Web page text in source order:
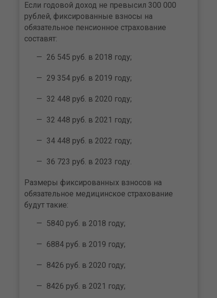
Если годовой доход не превысил 300 000
рублей, фиксированные взносы на
обязательное пенсионное страхование
составят:
26 545 руб. в 2018 году;
29 354 руб. в 2019 году;
32 448 руб. в 2020 году;
32 448 руб. в 2021 году;
34 448 руб. в 2022 году;
36 723 руб. в 2023 году.
Размеры фиксированных взносов на
обязательное медицинское страхование
будут такие:
5840 руб. в 2018 году;
6884 руб. в 2019 году;
8426 руб. в 2020 году;
8426 руб. в 2021 году;